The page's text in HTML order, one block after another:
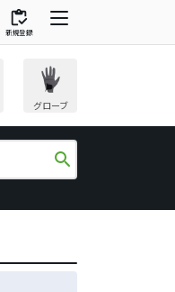
inventory
新規登録
グローブ
search